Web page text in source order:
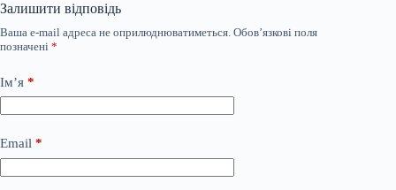
Залишити відповідь
Ваша e-mail адреса не оприлюднюватиметься. Обов’язкові поля
позначені *
Ім’я *
Email *